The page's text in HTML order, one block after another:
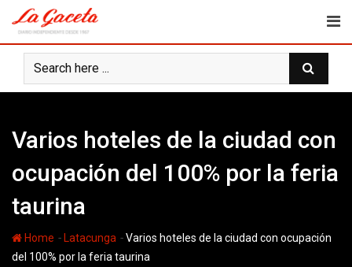
content
Varios hoteles de la ciudad con
ocupación del 100% por la feria
taurina
Home - Latacunga -Varios hoteles de la ciudad con ocupación
del 100% por la feria taurina